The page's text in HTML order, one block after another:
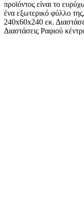
προϊόντος είναι το
ένα εξωτερικό φύλλο
240x60x240 εκ.
Διαστάσεις Ραφιού